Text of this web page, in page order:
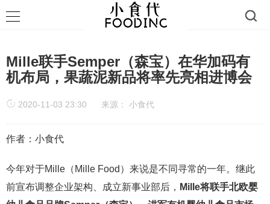
Mille联手Semper（森宝）在华加码有
机布局，果蔬泥新品将率先亮相进博会
2020-11-03 23:30 来源： 小食代
作者：小食代
今年对于Mille（Mille Food）来说是不同寻常的一年。继此
前宣布调整企业架构、成立新事业部后， Mille将联手北欧婴